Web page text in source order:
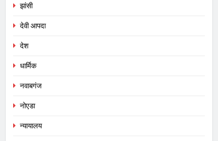
झांसी
देवी आपदा
देश
धार्मिक
नवाबगंज
नोएडा
न्यायालय